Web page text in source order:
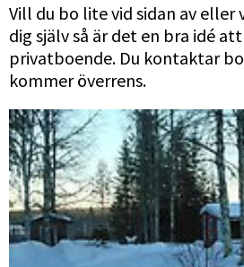
Vill du bo lite vid sidan av eller
dig själv så är det en bra idé
privatboende. Du kontaktar
kommer överrens.